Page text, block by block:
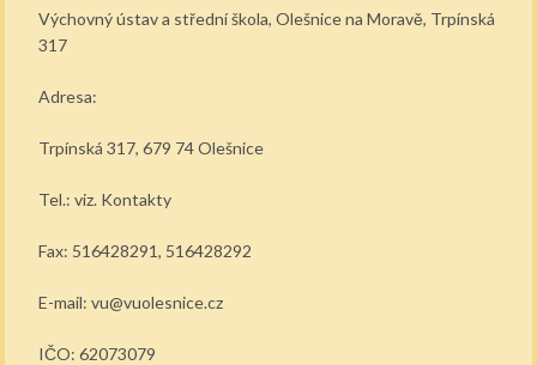
Výchovný ústav a střední škola, Olešnice na Moravě, Trpínská
317
Adresa:
Trpínská 317, 679 74 Olešnice
Tel.: viz. Kontakty
Fax: 516428291, 516428292
E-mail: vu@vuolesnice.cz
IČO: 62073079